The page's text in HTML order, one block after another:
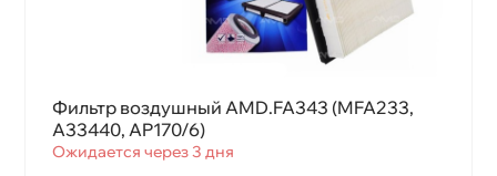
Фильтр воздушный AMD.FA343 (MFA233,
A33440, AP170/6)
Ожидается через 3 дня